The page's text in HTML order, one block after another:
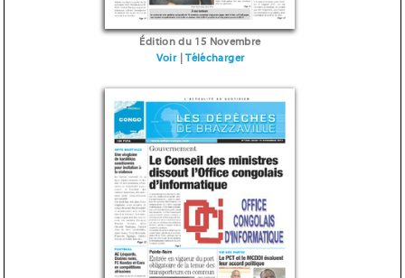
Édition du 15 Novembre
Voir|Télécharger